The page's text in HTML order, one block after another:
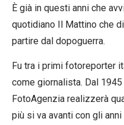
È già in questi anni che
quotidiano Il Mattino che
partire dal dopoguerra.
Fu tra i primi fotoreporter
come giornalista. Dal
FotoAgenzia realizzerà
più si va avanti con gli